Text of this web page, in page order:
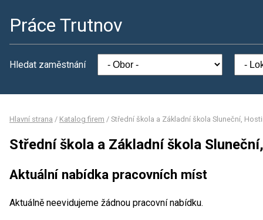
Práce Trutnov
Hledat zaměstnání
Hlavní strana / Katalog firem / Střední škola a Základní škola Sluneční,
Střední škola a Základní škola
Aktuální nabídka pracovních míst
Aktuálně neevidujeme žádnou pracovní nabídku.